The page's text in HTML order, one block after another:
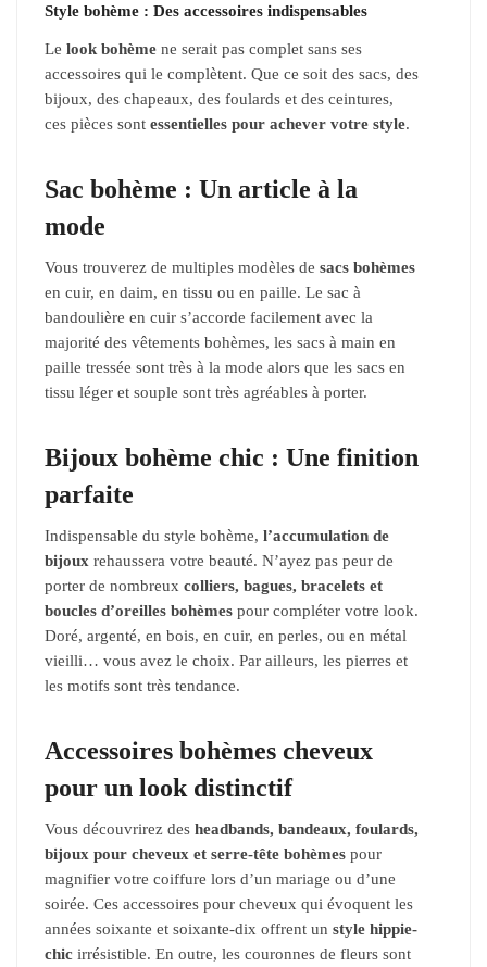
Style bohème : Des accessoires indispensables
Le look bohème ne serait pas complet sans ses
accessoires qui le complètent. Que ce soit des sacs, des
bijoux, des chapeaux, des foulards et des ceintures,
ces pièces sont essentielles pour achever votre style.
Sac bohème : Un article à la
mode
Vous trouverez de multiples modèles de sacs bohèmes
en cuir, en daim, en tissu ou en paille. Le sac à
bandoulière en cuir s’accorde facilement avec la
majorité des vêtements bohèmes, les sacs à main en
paille tressée sont très à la mode alors que les sacs en
tissu léger et souple sont très agréables à porter.
Bijoux bohème chic : Une finition
parfaite
Indispensable du style bohème, l’accumulation de
bijoux rehaussera votre beauté. N’ayez pas peur de
porter de nombreux colliers, bagues, bracelets et
boucles d’oreilles bohèmes pour compléter votre look.
Doré, argenté, en bois, en cuir, en perles, ou en métal
vieilli… vous avez le choix. Par ailleurs, les pierres et
les motifs sont très tendance.
Accessoires bohèmes cheveux
pour un look distinctif
Vous découvrirez des headbands, bandeaux, foulards,
bijoux pour cheveux et serre-tête bohèmes pour
magnifier votre coiffure lors d’un mariage ou d’une
soirée. Ces accessoires pour cheveux qui évoquent les
années soixante et soixante-dix offrent un style hippie-
chic irrésistible. En outre, les couronnes de fleurs sont